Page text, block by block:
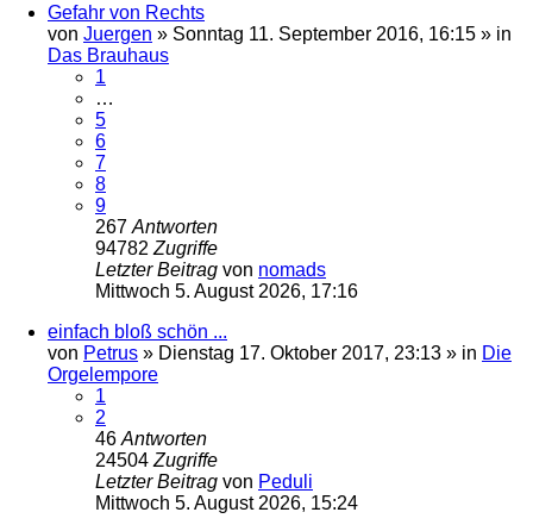
Gefahr von Rechts
von Juergen » Sonntag 11. September 2016, 16:15 » in
Das Brauhaus
1
…
5
6
7
8
9
267 Antworten
94782 Zugriffe
Letzter Beitrag von nomads
Mittwoch 5. August 2026, 17:16
einfach bloß schön ...
von Petrus » Dienstag 17. Oktober 2017, 23:13 » in Die
Orgelempore
1
2
46 Antworten
24504 Zugriffe
Letzter Beitrag von Peduli
Mittwoch 5. August 2026, 15:24